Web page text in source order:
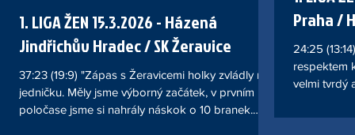
1. LIGA ŽEN 15.3.2026 - Házená
Jindřichův Hradec / SK Žeravice
37:23 (19:9) "Zápas s Žeravicemi holky zvládly na
jedničku. Měly jsme výborný začátek, v prvním
poločase jsme si nahrály náskok o 10 branek.
Praha /
24:25 (13:14) " Do utkání
respektem
velmi tvrdý
míč. Holky